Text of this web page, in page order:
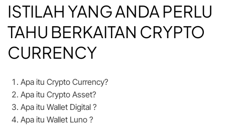
ISTILAH YANG ANDA PERLU
TAHU BERKAITAN CRYPTO
CURRENCY
Apa itu Crypto Currency?
Apa itu Crypto Asset?
Apa itu Wallet Digital ?
Apa itu Wallet Luno ?